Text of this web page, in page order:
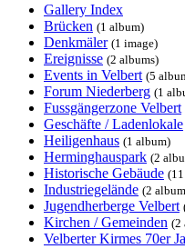
Gallery Index
Brücken (1 album)
Denkmäler (1 image)
Ereignisse (2 albums)
Events in Velbert (5
Forum Niederberg (1
Fussgängerzone Velbert
Geschäfte / Ladenlokale
Heiligenhaus (1 album)
Herminghauspark (2
Historische Gebäude
Industriegelände (2
Jugendherberge Velbert
Kirchen / Gemeinden (2
Velberter Kirmes 70er